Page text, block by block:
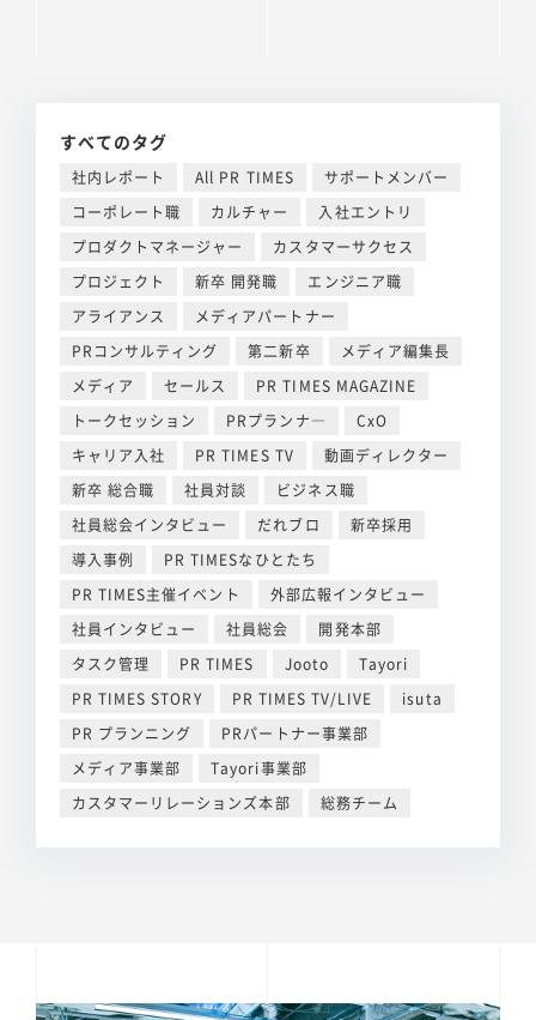
すべてのタグ
社内レポート All PR TIMES
サポートメンバー
コーポレート職
カルチャー
入社エントリ
プロダクトマネージャー
カスタマーサクセス
プロジェクト
新卒 開発職
エンジニア職
アライアンス
メディアパートナー
PRコンサルティング
第二新卒
メディア編集長
メディア
セールス
PR TIMES MAGAZINE
トークセッション
PRプランナ―
CxO
キャリア入社
PR TIMES TV
動画ディレクター
新卒 総合職
社員対談
ビジネス職
社員総会インタビュー
だれブロ
新卒採用
導入事例
PR TIMESなひとたち
PR TIMES主催イベント
外部広報インタビュー
社員インタビュー
社員総会
開発本部
タスク管理
PR TIMES Jooto
Tayori
PR TIMES STORY
PR TIMES TV/LIVE
isuta
PR プランニング
PRパートナー事業部
メディア事業部
Tayori事業部
カスタマーリレーションズ本部
総務チーム